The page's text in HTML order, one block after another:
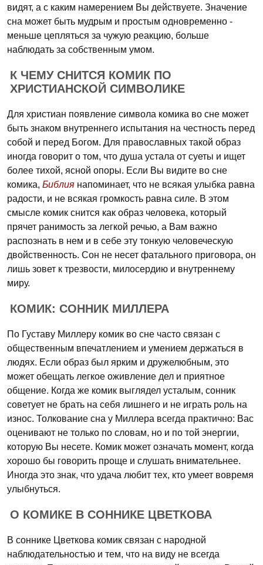
видят, а с каким намерением Вы действуете. Значение
сна может быть мудрым и простым одновременно -
меньше цепляться за чужую реакцию, больше
наблюдать за собственным умом.
К ЧЕМУ СНИТСЯ КОМИК ПО
ХРИСТИАНСКОЙ СИМВОЛИКЕ
Для христиан появление символа комика во сне может
быть знаком внутреннего испытания на честность перед
собой и перед Богом. Для православных такой образ
иногда говорит о том, что душа устала от суеты и ищет
более тихой, ясной опоры. Если Вы видите во сне
комика, Библия напоминает, что не всякая улыбка равна
радости, и не всякая громкость равна силе. В этом
смысле комик снится как образ человека, который
прячет ранимость за легкой речью, а Вам важно
распознать в нем и в себе эту тонкую человеческую
двойственность. Сон не несет фатального приговора, он
лишь зовет к трезвости, милосердию и внутреннему
миру.
КОМИК: СОННИК МИЛЛЕРА
По Густаву Миллеру комик во сне часто связан с
общественным впечатлением и умением держаться в
людях. Если образ был ярким и дружелюбным, это
может обещать легкое оживление дел и приятное
общение. Когда же комик выглядел усталым, сонник
советует не брать на себя лишнего и не играть роль на
износ. Толкование сна у Миллера всегда практично: Вас
оценивают не только по словам, но и по той энергии,
которую Вы несете. Комик может означать момент, когда
хорошо бы говорить проще и слушать внимательнее.
Иногда это знак, что удача любит тех, кто умеет вовремя
улыбнуться.
О КОМИКЕ В СОННИКЕ ЦВЕТКОВА
В соннике Цветкова комик связан с народной
наблюдательностью и тем, что на виду не всегда